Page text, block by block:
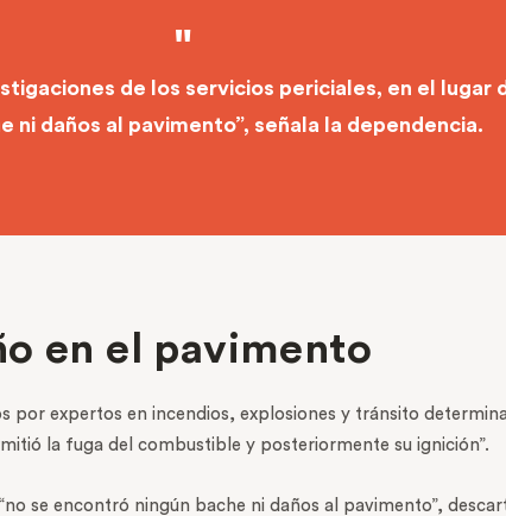
de los servicios periciales, en el lugar
ni daños al pavimento”, señala la dependencia.
en el pavimento
por expertos en incendios, explosiones y tránsito
la fuga del combustible y posteriormente su ignición”.
se encontró ningún bache ni daños al pavimento”,